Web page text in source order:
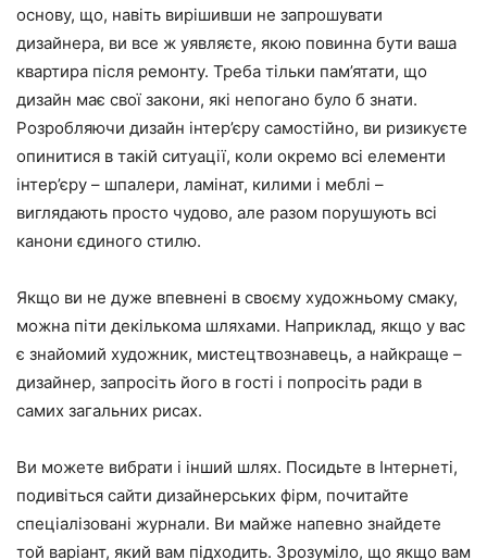
основу, що, навіть вирішивши не запрошувати
дизайнера, ви все ж уявляєте, якою повинна бути ваша
квартира після ремонту. Треба тільки пам’ятати, що
дизайн має свої закони, які непогано було б знати.
Розробляючи дизайн інтер’єру самостійно, ви ризикуєте
опинитися в такій ситуації, коли окремо всі елементи
інтер’єру – шпалери, ламінат, килими і меблі –
виглядають просто чудово, але разом порушують всі
канони єдиного стилю.
Якщо ви не дуже впевнені в своєму художньому смаку,
можна піти декількома шляхами. Наприклад, якщо у вас
є знайомий художник, мистецтвознавець, а найкраще –
дизайнер, запросіть його в гості і попросіть ради в
самих загальних рисах.
Ви можете вибрати і інший шлях. Посидьте в Інтернеті,
подивіться сайти дизайнерських фірм, почитайте
спеціалізовані журнали. Ви майже напевно знайдете
той варіант, який вам підходить. Зрозуміло, що якщо вам